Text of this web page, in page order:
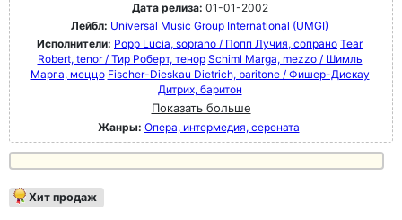
Дата релиза: 01-01-2002
Лейбл: Universal Music Group International (UMGI)
Исполнители: Popp Lucia, soprano / Попп Лучия, сопрано Tear
Robert, tenor / Тир Роберт, тенор Schiml Marga, mezzo / Шимль
Марга, меццо Fischer-Dieskau Dietrich, baritone / Фишер-Дискау
Дитрих, баритон
Показать больше
Жанры: Опера, интермедия, серената
Хит продаж